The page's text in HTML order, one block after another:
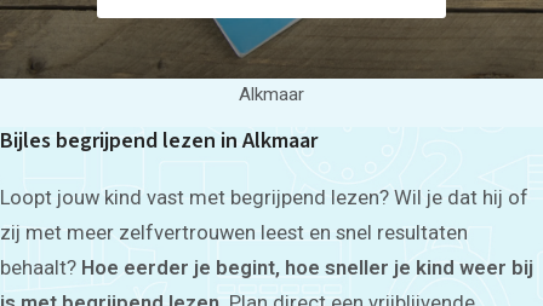
Alkmaar
Bijles begrijpend lezen in Alkmaar
Loopt jouw kind vast met begrijpend lezen? Wil je dat hij of
zij met meer zelfvertrouwen leest en snel resultaten
behaalt? Hoe eerder je begint, hoe sneller je kind weer bij